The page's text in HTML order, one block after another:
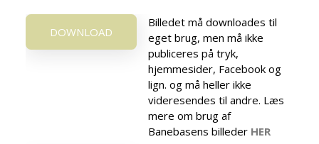
DOWNLOAD
Billedet må downloades til
eget brug, men må ikke
publiceres på tryk,
hjemmesider, Facebook og
lign. og må heller ikke
videresendes til andre. Læs
mere om brug af
Banebasens billeder HER